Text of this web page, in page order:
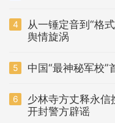
4
从一锤定音到“格
舆情旋涡
5 中国“最神秘军校”
6
少林寺方丈释永
开封警方辟谣